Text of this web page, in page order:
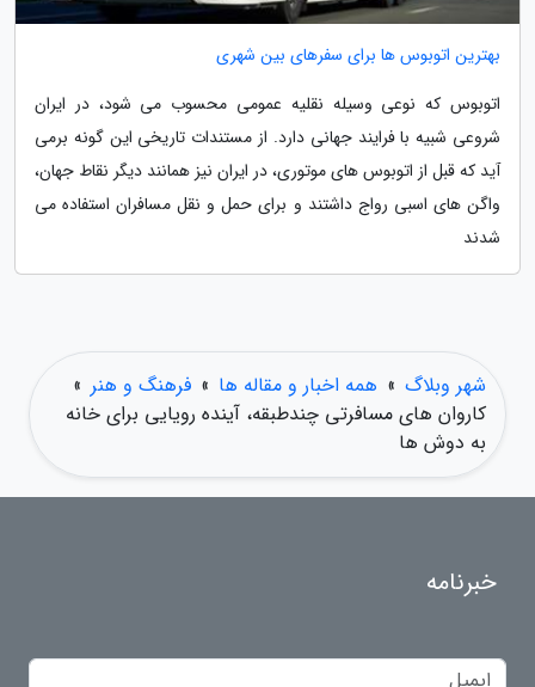
بهترین اتوبوس ها برای سفرهای بین شهری
اتوبوس که نوعی وسیله نقلیه عمومی محسوب می شود، در ایران
شروعی شبیه با فرایند جهانی دارد. از مستندات تاریخی این گونه برمی
آید که قبل از اتوبوس های موتوری، در ایران نیز همانند دیگر نقاط جهان،
واگن های اسبی رواج داشتند و برای حمل و نقل مسافران استفاده می
شدند
شهر وبلاگ » همه اخبار و مقاله ها » فرهنگ و هنر »
کاروان های مسافرتی چندطبقه، آینده رویایی برای خانه
به دوش ها
خبرنامه